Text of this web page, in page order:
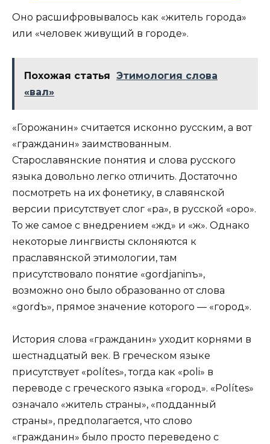
Оно расшифровывалось как «житель города»
или «человек живущий в городе».
Похожая статья Этимология слова
«вал»
«Горожанин» считается исконно русским, а вот
«гражданин» заимствованным.
Старославянские понятия и слова русского
языка довольно легко отличить. Достаточно
посмотреть на их фонетику, в славянской
версии присутствует слог «ра», в русской «оро».
То же самое с внедрением «жд» и «ж». Однако
некоторые лингвисты склоняются к
праславянской этимологии, там
присутствовало понятие «gordjaninъ»,
возможно оно было образованно от слова
«gordъ», прямое значение которого — «город».
История слова «гражданин» уходит корнями в
шестнадцатый век. В греческом языке
присутствует «polítes», тогда как «poli» в
переводе с греческого языка «город». «Polítes»
означало «житель страны», «подданный
страны», предполагается, что слово
«гражданин» было просто переведено с